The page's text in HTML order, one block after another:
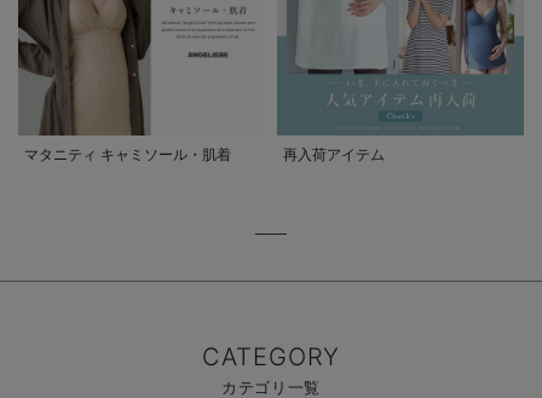
マタニティ キャミソール・肌着 再入荷アイテム
CATEGORY
カテゴリ一覧